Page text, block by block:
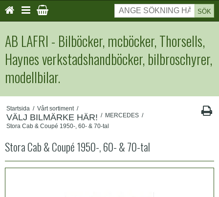
SÖK
AB LAFRI - Bilböcker, mcböcker, Thorsells,
Haynes verkstadshandböcker, bilbroschyrer,
modellbilar.
Startsida / Vårt sortiment /
VÄLJ BILMÄRKE HÄR! / MERCEDES /
Stora Cab & Coupé 1950-, 60- & 70-tal
Stora Cab & Coupé 1950-, 60- & 70-tal